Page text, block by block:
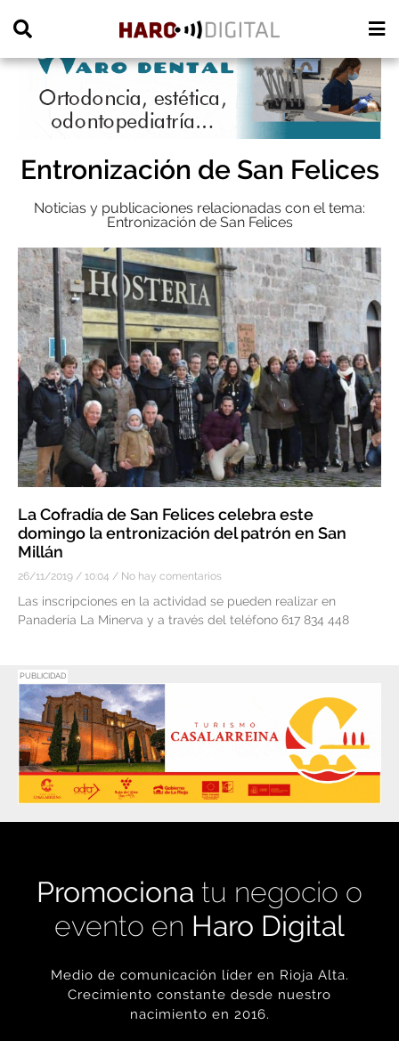
Entronización de San Felices
Noticias y publicaciones relacionadas con el tema:
Entronización de San Felices
La Cofradía de San Felices celebra este
domingo la entronización del patrón en San
Millán
26/11/2019 10:04 No hay comentarios
Las inscripciones en la actividad se pueden realizar en
Panadería La Minerva y a través del teléfono 617 834 448
PUBLICIDAD
Promociona tu negocio o
evento en Haro Digital
Medio de comunicación líder en Rioja Alta.
Crecimiento constante desde nuestro
nacimiento en 2016.